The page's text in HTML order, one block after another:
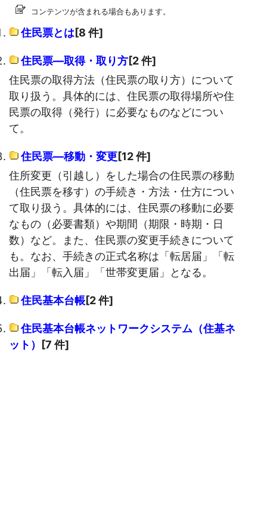
コンテンツが含まれる場合もあります。
住民票とは[8 件]
住民票―取得・取り方[2 件]
住民票の取得方法（住民票の取り方）について
取り扱う。具体的には、住民票の取得場所や住
民票の取得（発行）に必要なものなどについ
て。
住民票―移動・変更[12 件]
住所変更（引越し）をした場合の住民票の移動
（住民票を移す）の手続き・方法・仕方につい
て取り扱う。具体的には、住民票の移動に必要
なもの（必要書類）や期間（期限・時期・日
数）など。また、住民票の変更手続きについて
も。なお、手続きの正式名称は「転居届」「転
出届」「転入届」「世帯変更届」となる。
住民基本台帳[2 件]
住民基本台帳ネットワークシステム（住基ネ
ット） [7 件]